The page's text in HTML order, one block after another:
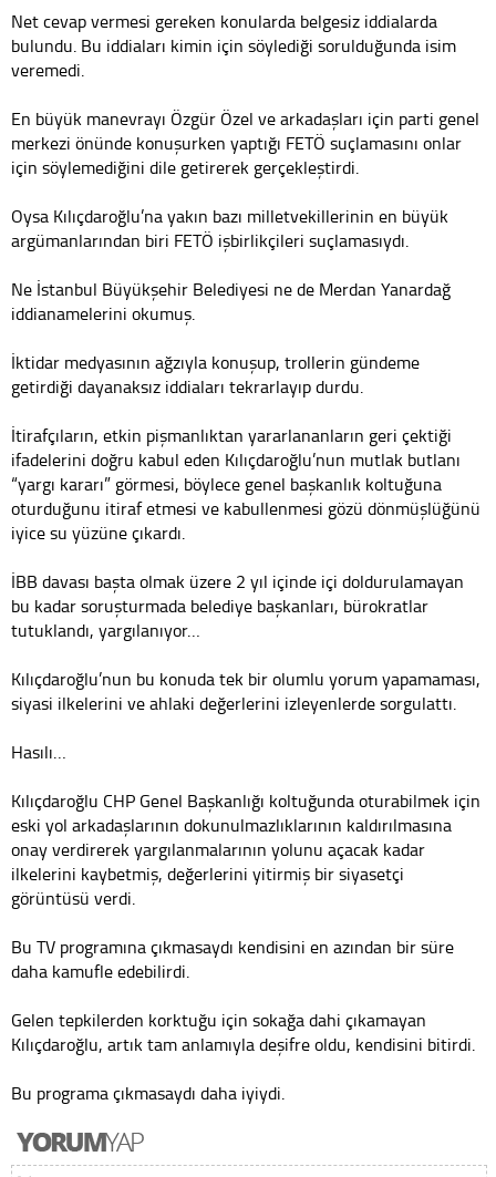
Net cevap vermesi gereken konularda belgesiz iddialarda
bulundu. Bu iddiaları kimin için söylediği sorulduğunda isim
veremedi.
En büyük manevrayı Özgür Özel ve arkadaşları için parti genel
merkezi önünde konuşurken yaptığı FETÖ suçlamasını onlar
için söylemediğini dile getirerek gerçekleştirdi.
Oysa Kılıçdaroğlu’na yakın bazı milletvekillerinin en büyük
argümanlarından biri FETÖ işbirlikçileri suçlamasıydı.
Ne İstanbul Büyükşehir Belediyesi ne de Merdan Yanardağ
iddianamelerini okumuş.
İktidar medyasının ağzıyla konuşup, trollerin gündeme
getirdiği dayanaksız iddiaları tekrarlayıp durdu.
İtirafçıların, etkin pişmanlıktan yararlananların geri çektiği
ifadelerini doğru kabul eden Kılıçdaroğlu’nun mutlak butlanı
“yargı kararı” görmesi, böylece genel başkanlık koltuğuna
oturduğunu itiraf etmesi ve kabullenmesi gözü dönmüşlüğünü
iyice su yüzüne çıkardı.
İBB davası başta olmak üzere 2 yıl içinde içi doldurulamayan
bu kadar soruşturmada belediye başkanları, bürokratlar
tutuklandı, yargılanıyor…
Kılıçdaroğlu’nun bu konuda tek bir olumlu yorum yapamaması,
siyasi ilkelerini ve ahlaki değerlerini izleyenlerde sorgulattı.
Hasılı…
Kılıçdaroğlu CHP Genel Başkanlığı koltuğunda oturabilmek için
eski yol arkadaşlarının dokunulmazlıklarının kaldırılmasına
onay verdirerek yargılanmalarının yolunu açacak kadar
ilkelerini kaybetmiş, değerlerini yitirmiş bir siyasetçi
görüntüsü verdi.
Bu TV programına çıkmasaydı kendisini en azından bir süre
daha kamufle edebilirdi.
Gelen tepkilerden korktuğu için sokağa dahi çıkamayan
Kılıçdaroğlu, artık tam anlamıyla deşifre oldu, kendisini bitirdi.
Bu programa çıkmasaydı daha iyiydi.